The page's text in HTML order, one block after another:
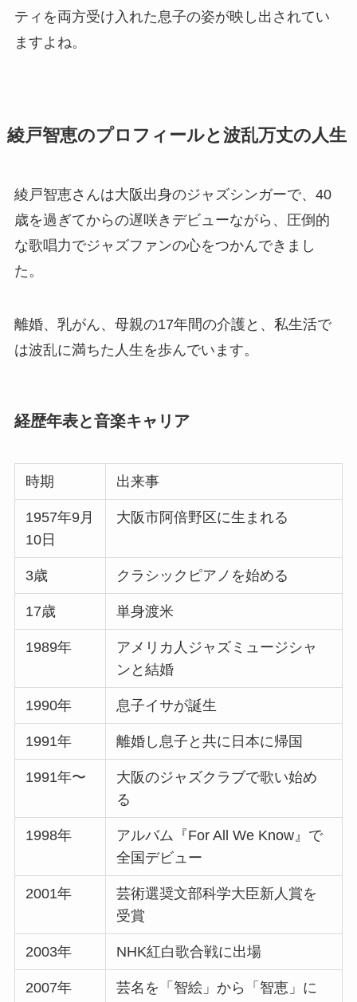
ティを両方受け入れた息子の姿が映し出されてい
ますよね。
綾戸智恵のプロフィールと波乱万丈の人生
綾戸智恵さんは大阪出身のジャズシンガーで、40
歳を過ぎてからの遅咲きデビューながら、圧倒的
な歌唱力でジャズファンの心をつかんできまし
た。
離婚、乳がん、母親の17年間の介護と、私生活で
は波乱に満ちた人生を歩んでいます。
経歴年表と音楽キャリア
時期 出来事
1957年9月
10日
大阪市阿倍野区に生まれる
3歳 クラシックピアノを始める
17歳 単身渡米
1989年
アメリカ人ジャズミュージシャ
ンと結婚
1990年 息子イサが誕生
1991年 離婚し息子と共に日本に帰国
1991年〜
大阪のジャズクラブで歌い始め
る
1998年
アルバム『For All We Know』で
全国デビュー
2001年
芸術選奨文部科学大臣新人賞を
受賞
2003年 NHK紅白歌合戦に出場
2007年
芸名を「智絵」から「智恵」に